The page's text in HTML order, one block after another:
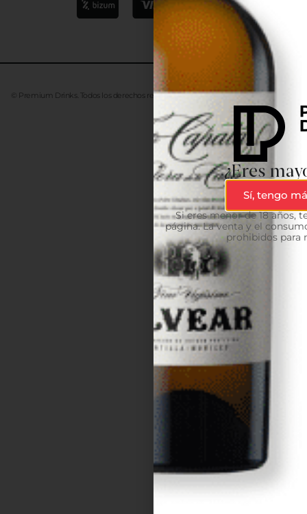
© Premium Drinks. Todos los derechos reservados. DesarrolladoAdvanze
¿Eres
Sí, tengo
Si eres menor de 18 años,
página. La venta y el
prohibidos para